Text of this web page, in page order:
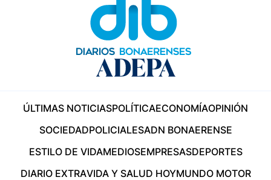
ÚLTIMAS NOTICIASPOLÍTICAECONOMÍAOPINIÓN
SOCIEDADPOLICIALESADN BONAERENSE
ESTILO DE VIDAMEDIOSEMPRESASDEPORTES
DIARIO EXTRAVIDA Y SALUD HOYMUNDO MOTOR